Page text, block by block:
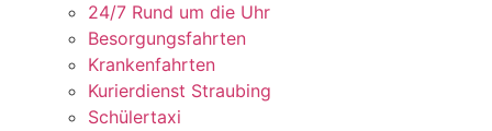
24/7 Rund um die Uhr
Besorgungsfahrten
Krankenfahrten
Kurierdienst Straubing
Schülertaxi